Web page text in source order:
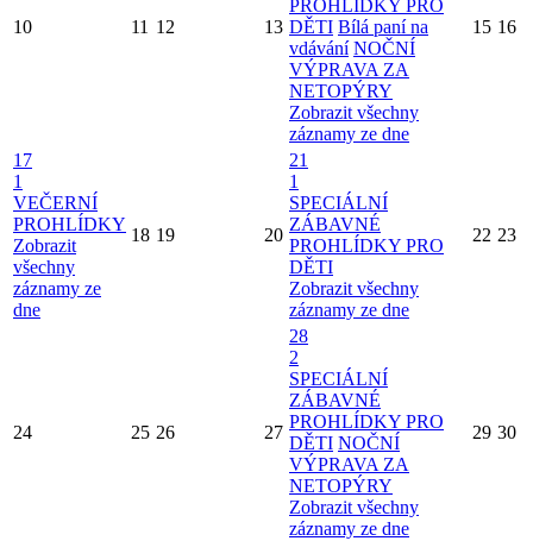
10 11 12 13
PROHLÍDKY PRO
DĚTI Bílá paní na
vdávání NOČNÍ
VÝPRAVA ZA
NETOPÝRY
Zobrazit všechny
záznamy ze dne
15 16
17
1
VEČERNÍ
PROHLÍDKY
Zobrazit
všechny
záznamy ze
dne
18 19 20
21
1
SPECIÁLNÍ
ZÁBAVNÉ
PROHLÍDKY PRO
DĚTI
Zobrazit všechny
záznamy ze dne
22 23
24 25 26 27
28
2
SPECIÁLNÍ
ZÁBAVNÉ
PROHLÍDKY PRO
DĚTI NOČNÍ
VÝPRAVA ZA
NETOPÝRY
Zobrazit všechny
záznamy ze dne
29 30